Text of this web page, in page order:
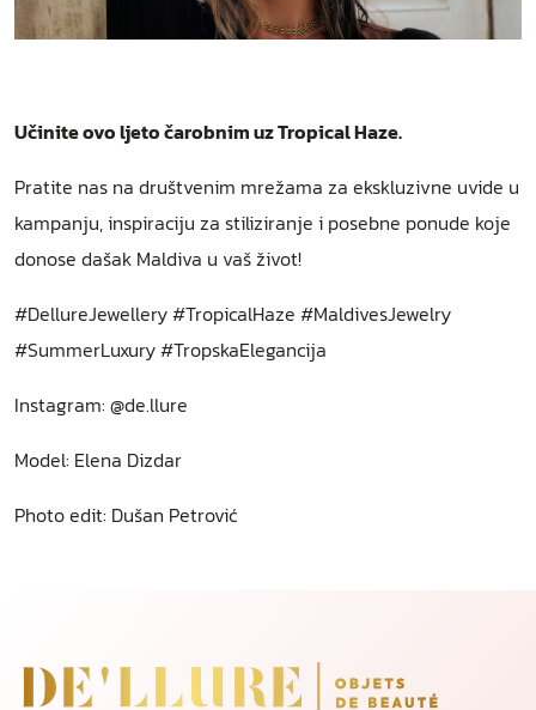
Učinite ovo ljeto čarobnim uz Tropical Haze.
Pratite nas na društvenim mrežama za ekskluzivne uvide u
kampanju, inspiraciju za stiliziranje i posebne ponude koje
donose dašak Maldiva u vaš život!
#DellureJewellery #TropicalHaze #MaldivesJewelry
#SummerLuxury #TropskaElegancija
Instagram: @de.llure
Model: Elena Dizdar
Photo edit: Dušan Petrović